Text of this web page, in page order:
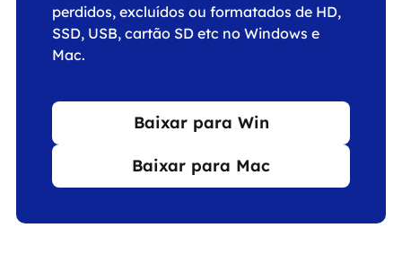
perdidos, excluídos ou formatados de HD,
SSD, USB, cartão SD etc no Windows e
Mac.
Baixar para Win
Baixar para Mac